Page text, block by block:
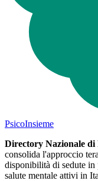
PsicoInsieme
Directory Nazionale di
consolida l'approccio
disponibilità di sedute in
salute mentale attivi in